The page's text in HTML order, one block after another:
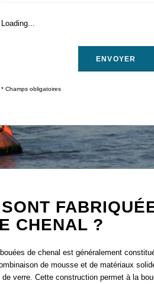
Loading...
* Champs obligatoires
CHENAL ?
de chenal est généralement
de mousse et de matériaux
verre. Cette construction permet à la